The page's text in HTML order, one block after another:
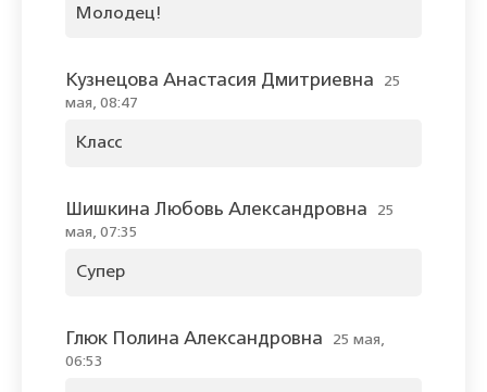
Молодец!
Кузнецова Анастасия Дмитриевна
25
мая, 08:47
Класс
Шишкина Любовь Александровна
25
мая, 07:35
Супер
Глюк Полина Александровна
25 мая,
06:53